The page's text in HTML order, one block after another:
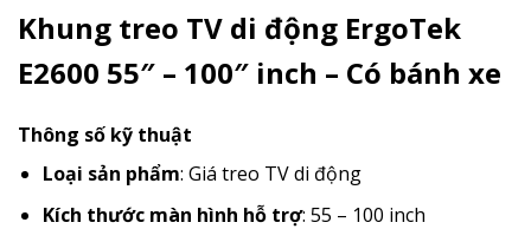
Khung treo TV di động ErgoTek
E2600 55″ – 100″ inch – Có bánh xe
Thông số kỹ thuật
Loại sản phẩm: Giá treo TV di động
Kích thước màn hình hỗ trợ: 55 – 100 inch